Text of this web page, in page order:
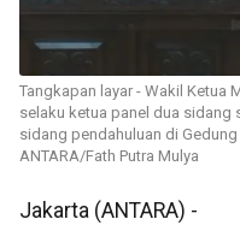
Tangkapan layar - Wakil Ketua
selaku ketua panel dua sidang
sidang pendahuluan di
ANTARA/Fath Putra Mulya
Jakarta (ANTARA) -